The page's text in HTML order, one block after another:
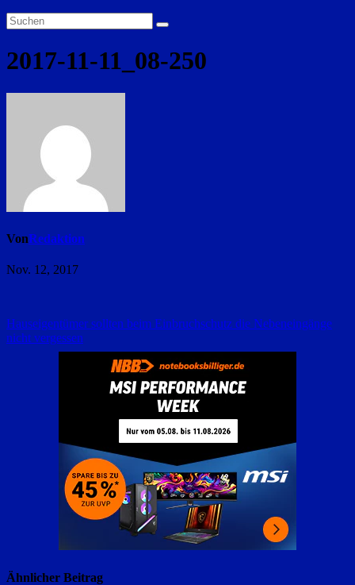
2017-11-11_08-250
VonRedaktion
Nov. 12, 2017
Beitragsnavigation
Hauseigentümer sollten beim Einbruchschutz die Nebeneingänge
nicht vergessen
Ähnlicher Beitrag